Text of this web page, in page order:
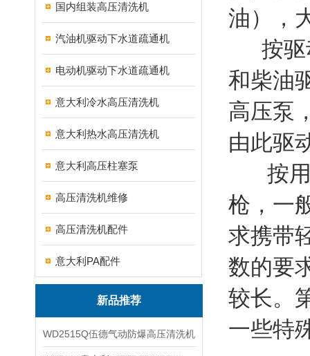
国内组装高压清洗机
汽油机驱动下水道疏通机
电动机驱动下水道疏通机
意大利冷水高压清洗机
意大利热水高压清洗机
意大利高压柱塞泵
高压清洗机维修
高压清洗机配件
意大利PA配件
新品推荐
WD2515Q伍德气动防爆高压清洗机
油），
按驱
和柴油
高压泵
由此驱
按用
枪 ，一
求携带
数的要
较长。
一些特